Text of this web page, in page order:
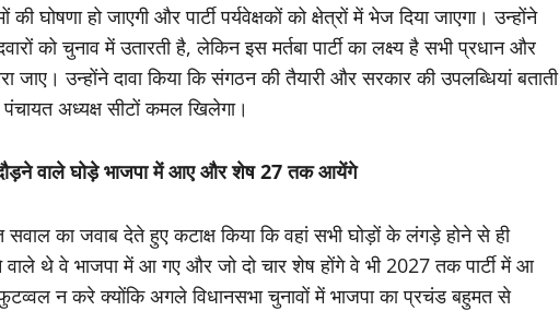
घोषणा हो जाएगी और पार्टी पर्यवेक्षकों को क्षेत्रों में भेज दिया जाएगा। उन्होंने
को चुनाव में उतारती है, लेकिन इस मर्तबा पार्टी का लक्ष्य है सभी प्रधान और
जाए। उन्होंने दावा किया कि संगठन की तैयारी और सरकार की उपलब्धियां बताती
अध्यक्ष सीटों कमल खिलेगा।
वाले घोड़े भाजपा में आए और शेष 27 तक आयेंगे
का जवाब देते हुए कटाक्ष किया कि वहां सभी घोड़ों के लंगड़े होने से ही
वाले थे वे भाजपा में आ गए और जो दो चार शेष होंगे वे भी 2027 तक पार्टी में आ
न करे क्योंकि अगले विधानसभा चुनावों में भाजपा का प्रचंड बहुमत से